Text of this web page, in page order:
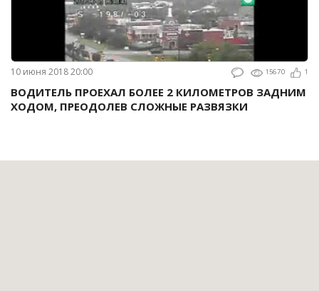
10 июня 2018 20:00 15670 1
ВОДИТЕЛЬ ПРОЕХАЛ БОЛЕЕ 2 КИЛОМЕТРОВ ЗАДНИМ
ХОДОМ, ПРЕОДОЛЕВ СЛОЖНЫЕ РАЗВЯЗКИ